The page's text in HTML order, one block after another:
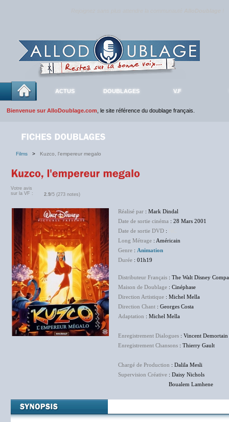
ACTUS DOUBLAGES V.F
Bienvenue sur AlloDoublage.com , le site référence du doublage français.
Films > Kuzco, l'empereur megalo
Votre avis
sur la VF :
2.9/5 (273 notes)
Réalisé par : Mark Dindal
Date de sortie cinéma : 28 Mars 2001
Date de sortie DVD :
Long Métrage : Américain
Genre : Animation
Durée : 01h19
Distributeur Français : The Walt Disney
Maison de Doublage : Cinéphase
Direction Artistique : Michel Mella
Direction Chant : Georges Costa
Adaptation : Michel Mella
Enregistrement Dialogues : Vincent Demortain
Enregistrement Chansons : Thierry Gault
Chargé de Production : Dalila Mesli
Supervision Créative : Daisy Nichols
Boualem Lamhene